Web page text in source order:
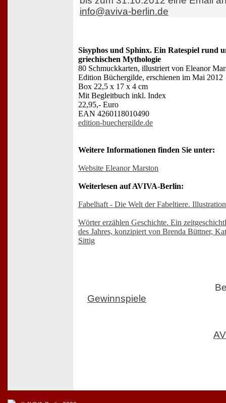
info@aviva-berlin.de
Sisyphos und Sphinx. Ein Ratespiel rund
griechischen Mythologie
80 Schmuckkarten, illustriert von Eleanor
Edition Büchergilde, erschienen im Mai 2012
Box 22,5 x 17 x 4 cm
Mit Begleitbuch inkl. Index
22,95,- Euro
EAN 4260118010490
edition-buechergilde.de
Weitere Informationen finden Sie unter:
Website Eleanor Marston
Weiterlesen auf AVIVA-Berlin:
Fabelhaft - Die Welt der Fabeltiere.
Wörter erzählen Geschichte. Ein
des Jahres, konzipiert von Brenda Büttner,
Sittig
Gewinnspiele